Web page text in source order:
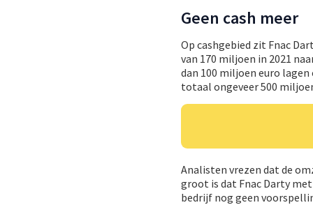
Geen cash meer
Op cashgebied zit Fnac
van 170 miljoen in 2021
dan 100 miljoen euro
totaal ongeveer 500
Analisten vrezen dat de
groot is dat Fnac Darty
bedrijf nog geen